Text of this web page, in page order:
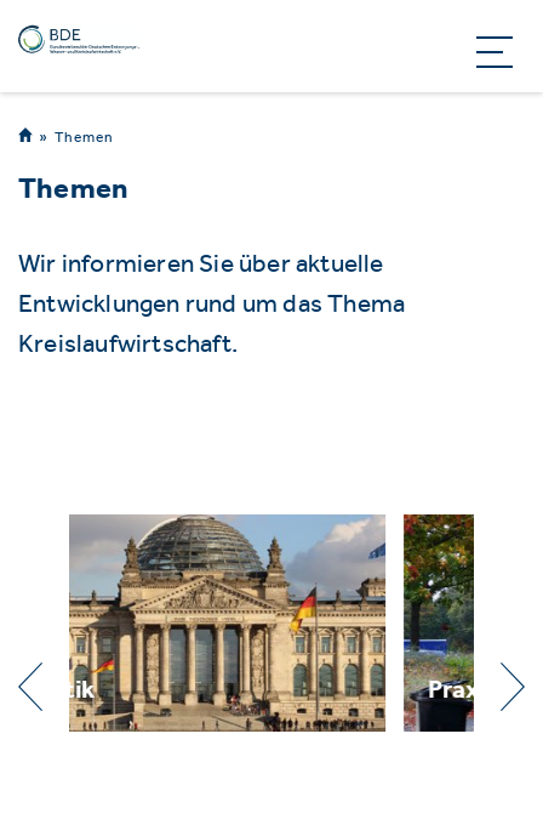
Themen
Themen
Wir informieren Sie über aktuelle
Entwicklungen rund um das Thema
Kreislaufwirtschaft.
Praxis